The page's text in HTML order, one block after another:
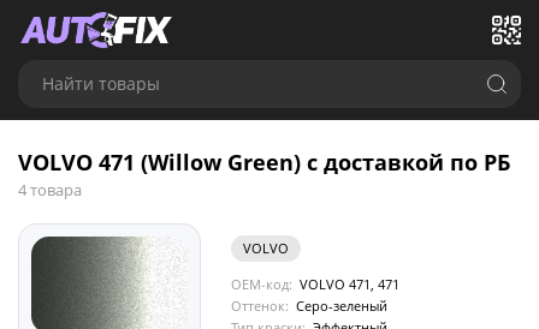
Найти товары
VOLVO 471 (Willow Green) с доставкой по РБ
4 товара
VOLVO
OEM-код: VOLVO 471, 471
Оттенок: Серо-зеленый